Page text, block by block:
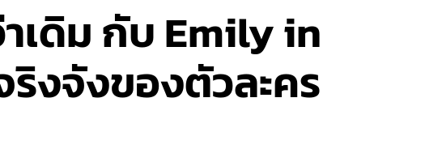
เดิม กับ Emily in
งจังของตัวละคร